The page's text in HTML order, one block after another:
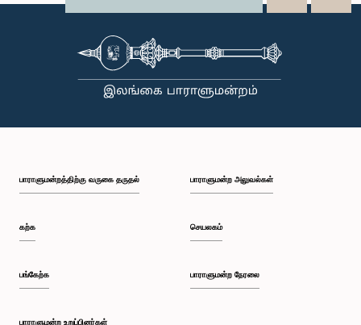
பாராளுமன்றத்திற்கு வருகை தருதல்
கற்க
பங்கேற்க
பாராளுமன்ற உறுப்பினர்கள்
பாராளுமன்ற அலுவல்கள்
செயலகம்
பாராளுமன்ற நேரலை